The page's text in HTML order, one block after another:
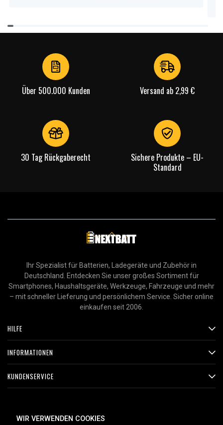
Item
1
Über 500.000 Kunden Versand ab 2,99 €
30 Tag Rückgaberecht
Sichere Produkte – EU-
Standard
Ihr Spezialist für Batterien, Ladegeräte und Zubehör in
Deutschland. Entdecken Sie unser großes Sortiment für
Smartphones, Haushaltsgeräte, Werkzeuge, Fahrzeuge und mehr
– mit schneller Lieferung und persönlichem Service. Sicher online
einkaufen seit 2006.
HILFE
INFORMATIONEN
KUNDENSERVICE
ZAHLUNGSMETHODEN
WIR VERWENDEN COOKIES